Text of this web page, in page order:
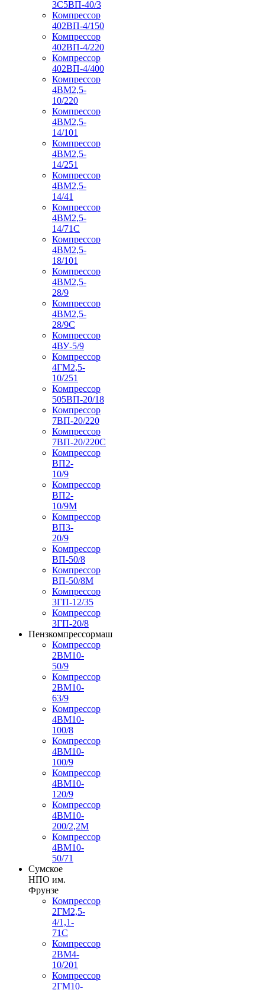
3С5ВП-40/3
Компрессор
402ВП-4/150
Компрессор
402ВП-4/220
Компрессор
402ВП-4/400
Компрессор
4ВМ2,5-
10/220
Компрессор
4ВМ2,5-
14/101
Компрессор
4ВМ2,5-
14/251
Компрессор
4ВМ2,5-
14/41
Компрессор
4ВМ2,5-
14/71C
Компрессор
4ВМ2,5-
18/101
Компрессор
4ВМ2,5-
28/9
Компрессор
4ВМ2,5-
28/9С
Компрессор
4ВУ-5/9
Компрессор
4ГМ2,5-
10/251
Компрессор
505ВП-20/18
Компрессор
7ВП-20/220
Компрессор
7ВП-20/220С
Компрессор
ВП2-
10/9
Компрессор
ВП2-
10/9М
Компрессор
ВП3-
20/9
Компрессор
ВП-50/8
Компрессор
ВП-50/8М
Компрессор
3ГП-12/35
Компрессор
3ГП-20/8
Пензкомпрессормаш
Компрессор
2ВМ10-
50/9
Компрессор
2ВМ10-
63/9
Компрессор
4ВМ10-
100/8
Компрессор
4ВМ10-
100/9
Компрессор
4ВМ10-
120/9
Компрессор
4ВМ10-
200/2,2М
Компрессор
4ВМ10-
50/71
Сумское
НПО им.
Фрунзе
Компрессор
2ГМ2,5-
4/1,1-
71С
Компрессор
2ВМ4-
10/201
Компрессор
2ГМ10-